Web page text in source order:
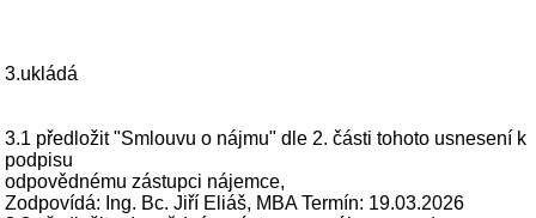
3.ukládá
3.1 předložit "Smlouvu o nájmu" dle 2. části tohoto usnesení k
podpisu
odpovědnému zástupci nájemce,
Zodpovídá: Ing. Bc. Jiří Eliáš, MBA Termín: 19.03.2026